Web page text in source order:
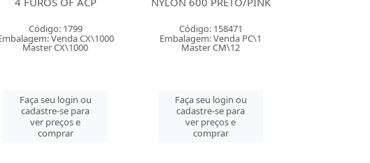
Código: 158471
Embalagem: Venda PC\1
Master CM\12
Faça seu login ou
cadastre-se para
ver preços e
comprar
Código: 37927
Embalagem: Venda PC\1
Master CM\6
Faça seu login ou
cadastre-se para
ver preços e
comprar